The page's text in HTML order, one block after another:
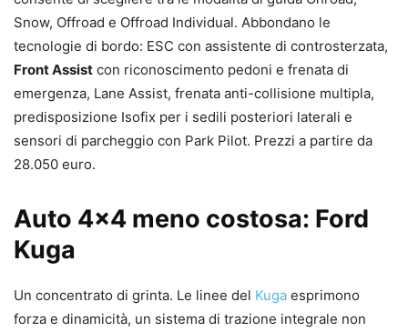
Snow, Offroad e Offroad Individual. Abbondano le
tecnologie di bordo: ESC con assistente di controsterzata,
Front Assist con riconoscimento pedoni e frenata di
emergenza, Lane Assist, frenata anti-collisione multipla,
predisposizione Isofix per i sedili posteriori laterali e
sensori di parcheggio con Park Pilot. Prezzi a partire da
28.050 euro.
Auto 4×4 meno costosa: Ford
Kuga
Un concentrato di grinta. Le linee del Kuga esprimono
forza e dinamicità, un sistema di trazione integrale non